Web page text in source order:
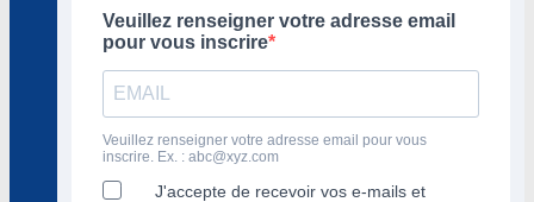
Veuillez renseigner votre adresse email
pour vous inscrire
Veuillez renseigner votre adresse email pour vous
inscrire. Ex. : abc@xyz.com
J'accepte de recevoir vos e-mails et